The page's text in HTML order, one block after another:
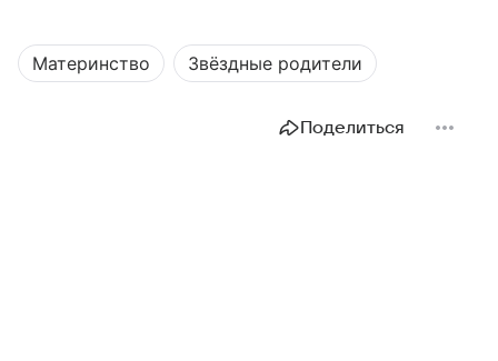
Материнство Звёздные родители
Поделиться